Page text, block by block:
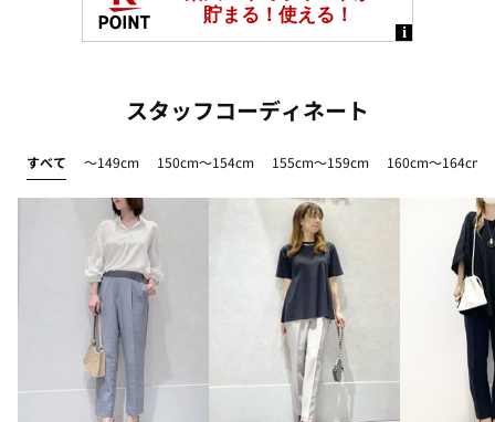
スタッフコーディネート
すべて ～149cm 150cm～154cm 155cm～159cm 160cm～164cm